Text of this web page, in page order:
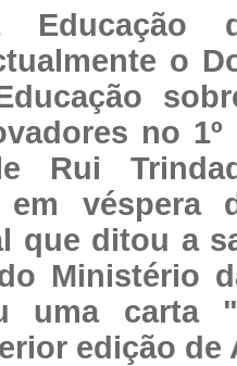
o
no
Rui
em véspera
que ditou a
Ministério
uma carta
edição de